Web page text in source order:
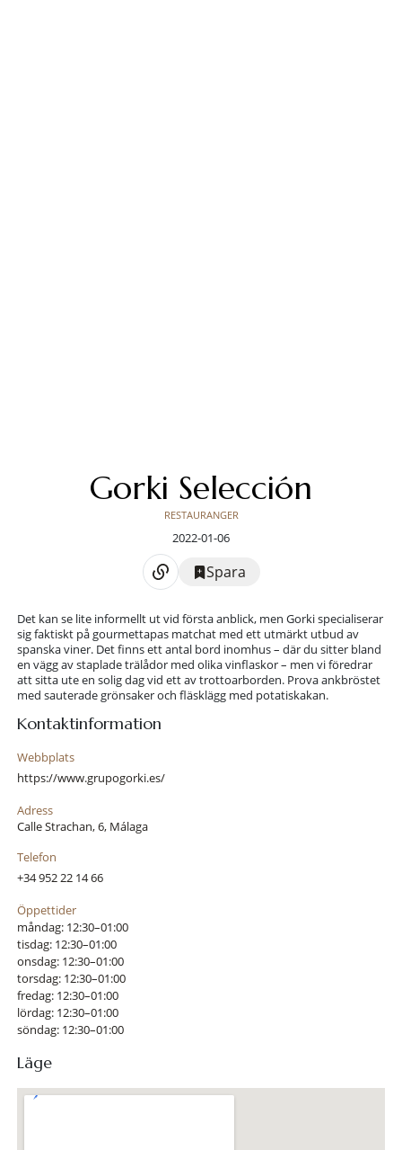
Gorki Selección
RESTAURANGER
2022-01-06
Spara
Det kan se lite informellt ut vid första anblick, men Gorki specialiserar
sig faktiskt på gourmettapas matchat med ett utmärkt utbud av
spanska viner. Det finns ett antal bord inomhus – där du sitter bland
en vägg av staplade trälådor med olika vinflaskor – men vi föredrar
att sitta ute en solig dag vid ett av trottoarborden. Prova ankbröstet
med sauterade grönsaker och fläsklägg med potatiskakan.
Kontaktinformation
Webbplats
https://www.grupogorki.es/
Adress
Calle Strachan, 6, Málaga
Telefon
+34 952 22 14 66
Öppettider
måndag: 12:30–01:00
tisdag: 12:30–01:00
onsdag: 12:30–01:00
torsdag: 12:30–01:00
fredag: 12:30–01:00
lördag: 12:30–01:00
söndag: 12:30–01:00
Läge